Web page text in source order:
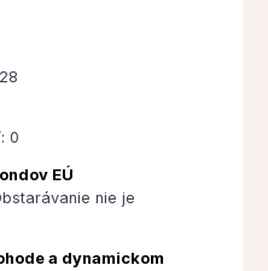
0
EÚ
nie je
a dynamickom